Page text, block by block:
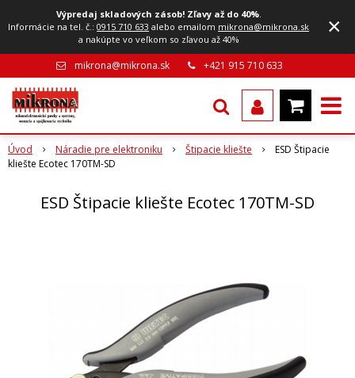
Výpredaj skladových zásob! Zľavy až do 40%.
Informácie na tel. č.:0915 710 633 alebo emailom mikrona@mikrona.sk
a nakúpte vo veľkom so zľavou až 40%
×
mikrona@mikrona.sk +421 915 710 633
Úvod Náradie pre elektroniku Štipacie kliešte
ESD Štipacie
kliešte Ecotec 170TM-SD
ESD Štipacie kliešte Ecotec 170TM-SD